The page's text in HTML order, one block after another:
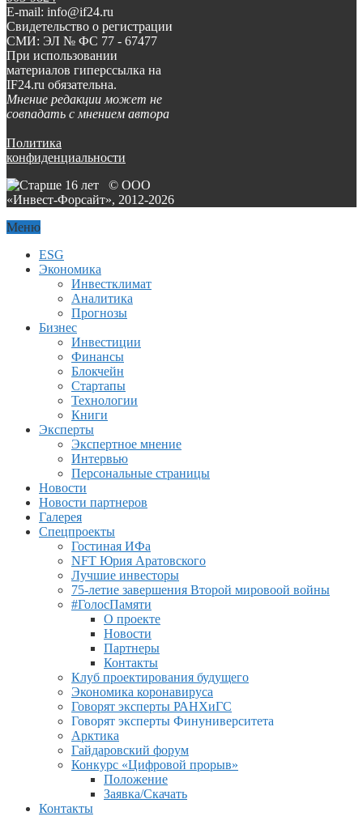
E-mail: info@if24.ru
Свидетельство о регистрации
СМИ: ЭЛ № ФС 77 - 67477
При использовании
материалов гиперссылка на
IF24.ru обязательна.
Мнение редакции может не
совпадать с мнением автора
Политика
конфиденциальности
© ООО
«Инвест-Форсайт», 2012-2026
Меню
ESG
Экономика
Инвестклимат
Аналитика
Прогнозы
Бизнес
Инвестиции
Финансы
Блокчейн
Стартапы
Технологии
Книги
Эксперты
Экспертное мнение
Интервью
Персональные страницы
Новости
Новости партнеров
Галерея
Спецпроекты
Гостиная ИФа
NFT Юрия Аратовского
Лучшие инвесторы
75-летие завершения Второй мировоой войны
#ГолосПамяти
О проекте
Новости
Партнеры
Контакты
Клуб проектирования будущего
Экономика коронавируса
Говорят эксперты РАНХиГС
Говорят эксперты Финуниверситета
Арктика
Гайдаровский форум
Конкурс «Цифровой прорыв»
Положение
Заявка/Скачать
Контакты